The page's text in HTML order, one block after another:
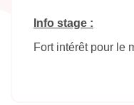
Info stage :
Fort intérêt pour le